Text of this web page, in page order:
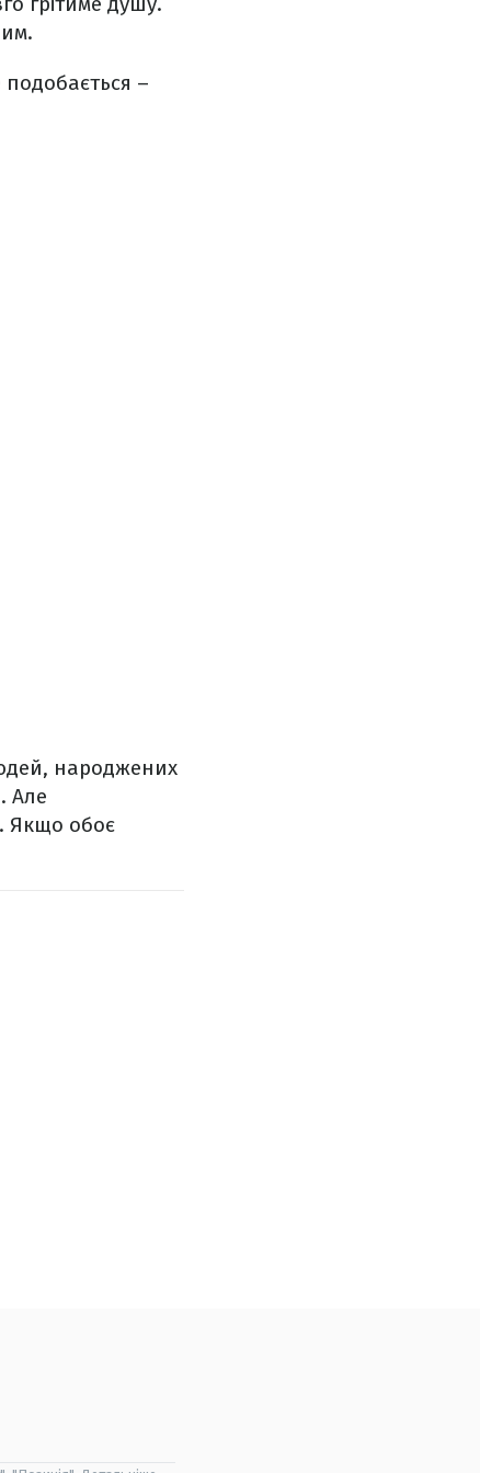
подобається –
народжених
Але
Якщо обоє